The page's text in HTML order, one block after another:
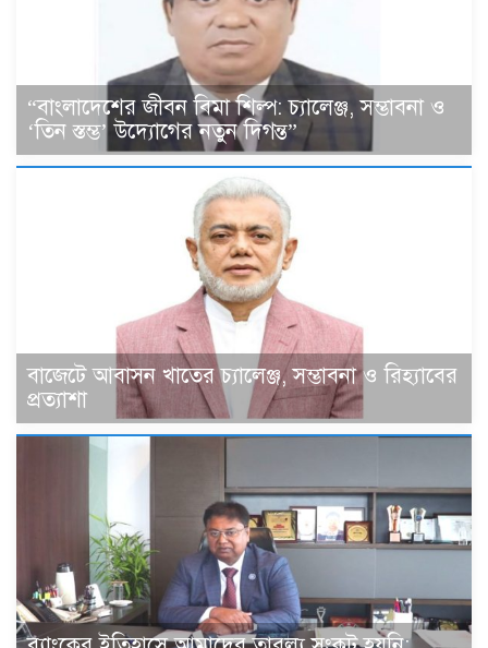
“বাংলাদেশের জীবন বিমা শিল্প: চ্যালেঞ্জ, সম্ভাবনা ও
‘তিন স্তম্ভ’ উদ্যোগের নতুন দিগন্ত”
বাজেটে আবাসন খাতের চ্যালেঞ্জ, সম্ভাবনা ও রিহ্যাবের
প্রত্যাশা